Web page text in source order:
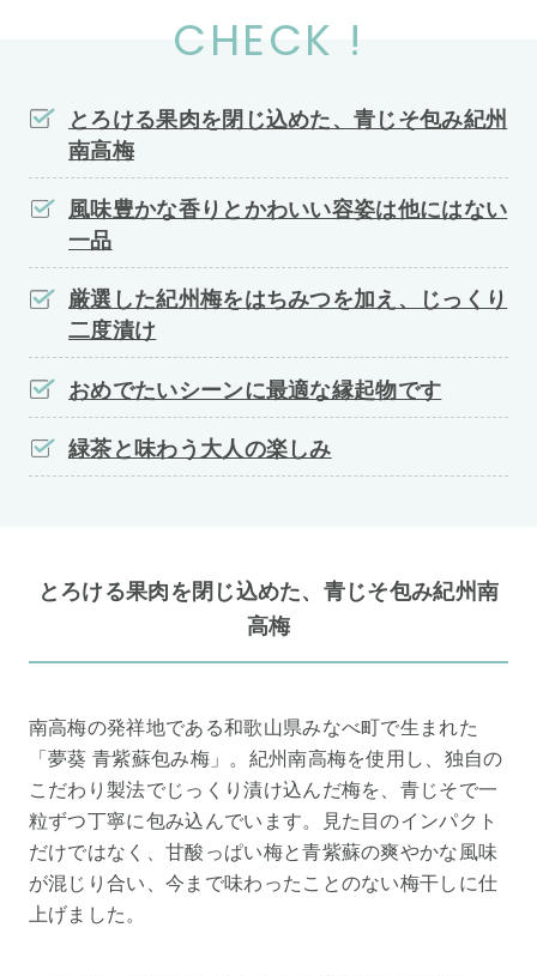
CHECK !
とろける果肉を閉じ込めた、青じそ包み紀州
南高梅
風味豊かな香りとかわいい容姿は他にはない
一品
厳選した紀州梅をはちみつを加え、じっくり
二度漬け
おめでたいシーンに最適な縁起物です
緑茶と味わう大人の楽しみ
とろける果肉を閉じ込めた、青じそ包み紀州南
高梅
南高梅の発祥地である和歌山県みなべ町で生まれた
「夢葵 青紫蘇包み梅」。紀州南高梅を使用し、独自の
こだわり製法でじっくり漬け込んだ梅を、青じそで一
粒ずつ丁寧に包み込んでいます。見た目のインパクト
だけではなく、甘酸っぱい梅と青紫蘇の爽やかな風味
が混じり合い、今まで味わったことのない梅干しに仕
上げました。